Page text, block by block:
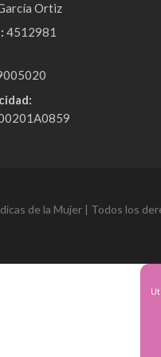
Ortiz
4512981
de la Mujer | Todos los